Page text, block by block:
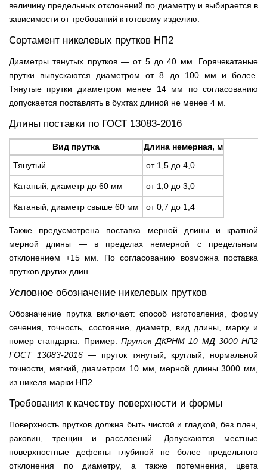
величину предельных отклонений по диаметру и выбирается в
зависимости от требований к готовому изделию.
Сортамент никелевых прутков НП2
Диаметры тянутых прутков — от 5 до 40 мм. Горячекатаные
прутки выпускаются диаметром от 8 до 100 мм и более.
Тянутые прутки диаметром менее 14 мм по согласованию
допускается поставлять в бухтах длиной не менее 4 м.
Длины поставки по ГОСТ 13083-2016
Вид прутка
Длина немерная, м
Тянутый
от 1,5 до 4,0
Катаный, диаметр до 60 мм от 1,0 до 3,0
Катаный, диаметр свыше 60 мм от 0,7 до 1,4
Также предусмотрена поставка мерной длины и кратной
мерной длины — в пределах немерной с предельным
отклонением +15 мм. По согласованию возможна поставка
прутков других длин.
Условное обозначение никелевых прутков
Обозначение прутка включает: способ изготовления, форму
сечения, точность, состояние, диаметр, вид длины, марку и
номер стандарта. Пример: Пруток ДКРНМ 10 МД 3000 НП2
ГОСТ 13083-2016— пруток тянутый, круглый, нормальной
точности, мягкий, диаметром 10 мм, мерной длины 3000 мм,
из никеля марки НП2.
Требования к качеству поверхности и формы
Поверхность прутков должна быть чистой и гладкой, без плен,
раковин, трещин и расслоений. Допускаются местные
поверхностные дефекты глубиной не более предельного
отклонения по диаметру, а также потемнения, цвета